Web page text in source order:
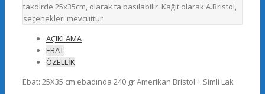
takdirde 25x35cm, olarak ta basılabilir. Kağıt olarak A.Bristol,
seçenekleri mevcuttur.
AÇIKLAMA
EBAT
ÖZELLİK
Ebat: 25X35 cm ebadında 240 gr Amerikan Bristol + Simli Lak